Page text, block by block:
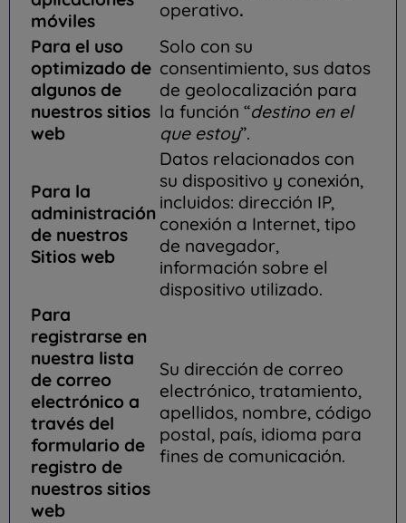
móviles
operativo.
Para el uso
optimizado de
algunos de
nuestros sitios
web
Solo con su
consentimiento, sus datos
de geolocalización para
la función “destino en el
que estoy”.
Para la
administración
de nuestros
Sitios web
Datos relacionados con
su dispositivo y conexión,
incluidos: dirección IP,
conexión a Internet, tipo
de navegador,
información sobre el
dispositivo utilizado.
Para
registrarse en
nuestra lista
de correo
electrónico a
través del
formulario de
registro de
nuestros sitios
web
Su dirección de correo
electrónico, tratamiento,
apellidos, nombre, código
postal, país, idioma para
fines de comunicación.